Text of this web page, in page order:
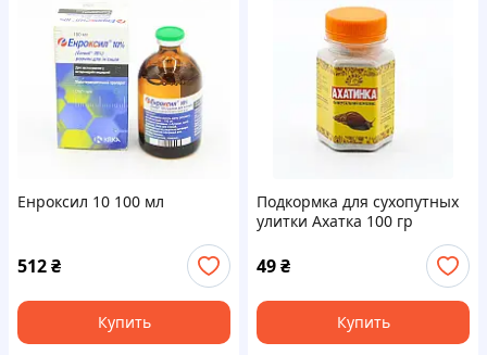
Енроксил 10 100 мл
512₴
Купить
Подкормка для сухопутных
улитки Ахатка 100 гр
49₴
Купить